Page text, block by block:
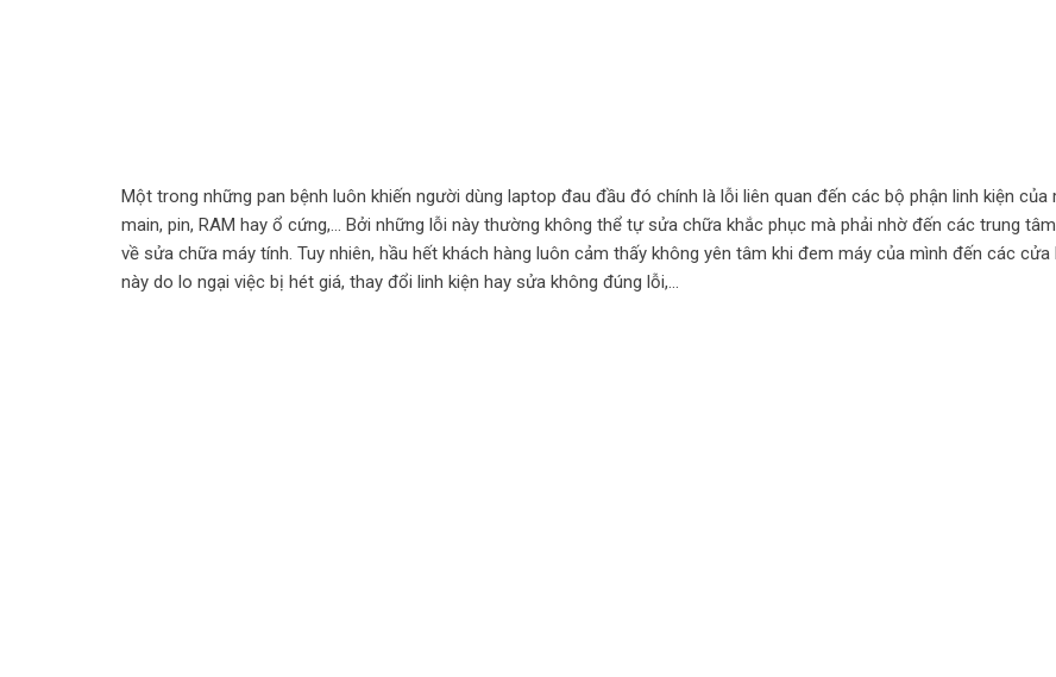
Một trong những pan bệnh luôn khiến người dùng laptop đau đầu đó chính là lỗi liên quan đến các bộ phận linh kiện của
main, pin, RAM hay ổ cứng,… Bởi những lỗi này thường không thể tự sửa chữa khắc phục mà phải nhờ đến các trung
về sửa chữa máy tính. Tuy nhiên, hầu hết khách hàng luôn cảm thấy không yên tâm khi đem máy của mình đến các cửa
này do lo ngại việc bị hét giá, thay đổi linh kiện hay sửa không đúng lỗi,…